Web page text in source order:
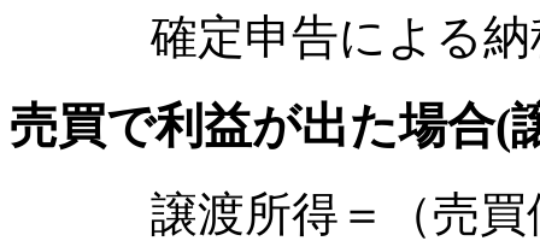
確定申告による納
売買で利益が出た場合(
譲渡所得＝（売買価